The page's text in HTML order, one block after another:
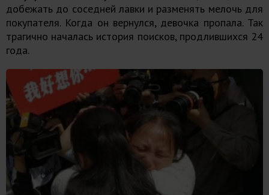
добежать до соседней лавки и разменять мелочь для
покупателя. Когда он вернулся, девочка пропала. Так
трагично началась история поисков, продлившихся 24
года.